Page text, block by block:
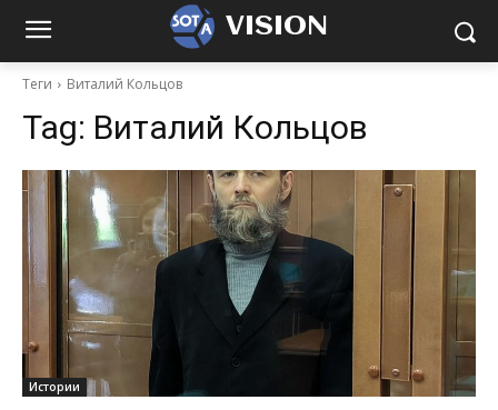
VISION
Теги Виталий Кольцов
Tag: Виталий Кольцов
Истории